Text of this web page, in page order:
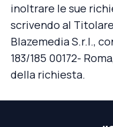
inoltrare le sue
scrivendo al
Blazemedia S.r.l.,
183/185 00172-
della richiesta.